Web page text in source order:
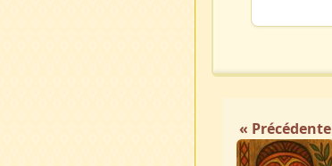
« Précédente